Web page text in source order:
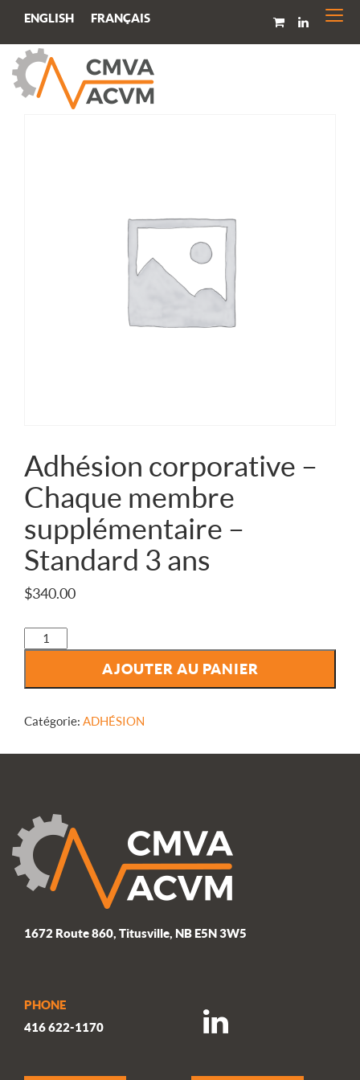
ENGLISH FRANÇAIS
Adhésion corporative –
Chaque membre
supplémentaire –
Standard 3 ans
$340.00
quantité
de
corporative
Chaque
supplémentaire
ans
AJOUTER AU PANIER
Catégorie : ADHÉSION
1672 Route 860, Titusville, NB E5N 3W5
PHONE
416 622-1170